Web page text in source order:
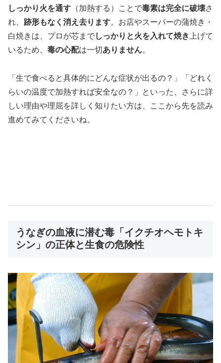
しっかり火を通す （加熱する）ことで毒素は完全に破壊さ
れ、 跡形もなく消え去ります。お店やスーパーの蒲焼き・
白焼きは、プロが芯までしっかりと火を入れて焼き上げて
いるため、 毒の心配は一切 ありません。
「生で食べると具体的にどんな症状が出るの？」「どれく
らいの温度で加熱すれば安全なの？」といった、さらに詳
しい理由や理屈を詳しく知りたい方は、ここから先を読み
進めてみてくださいね。
うなぎの血液に潜む毒「イクチオヘモトキ
シン」の正体と生食の危険性